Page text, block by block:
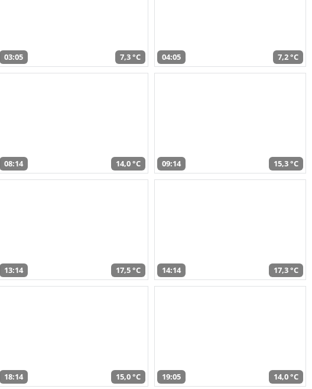
03:05 7,3 °C 04:05 7,2 °C
08:14 14,0 °C 09:14 15,3 °C
13:14 17,5 °C 14:14 17,3 °C
18:14 15,0 °C 19:05 14,0 °C